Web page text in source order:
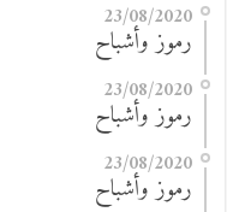
23/08/2020
رموز وأشباح
23/08/2020
رموز وأشباح
23/08/2020
رموز وأشباح